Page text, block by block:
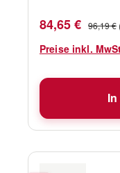
4188-S, 4190
Verkaufspreis:
84,65 € 96,19 €
Preise inkl.